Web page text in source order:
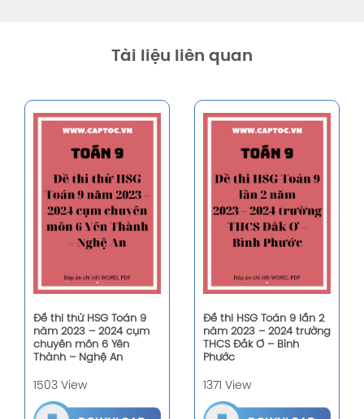
Tài liệu liên quan
Đề thi thử HSG Toán 9
năm 2023 – 2024 cụm
chuyên môn 6 Yên
Thành – Nghệ An
1503 View
Đề thi HSG Toán 9 lần 2
năm 2023 – 2024 trường
THCS Đắk Ơ – Bình
Phước
1371 View